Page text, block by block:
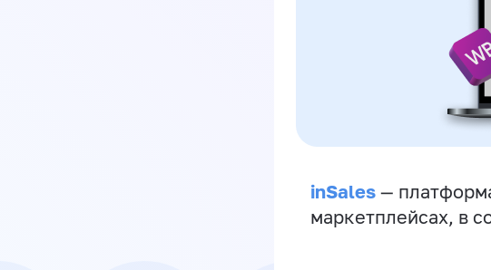
inSales —
маркетплейсах, в